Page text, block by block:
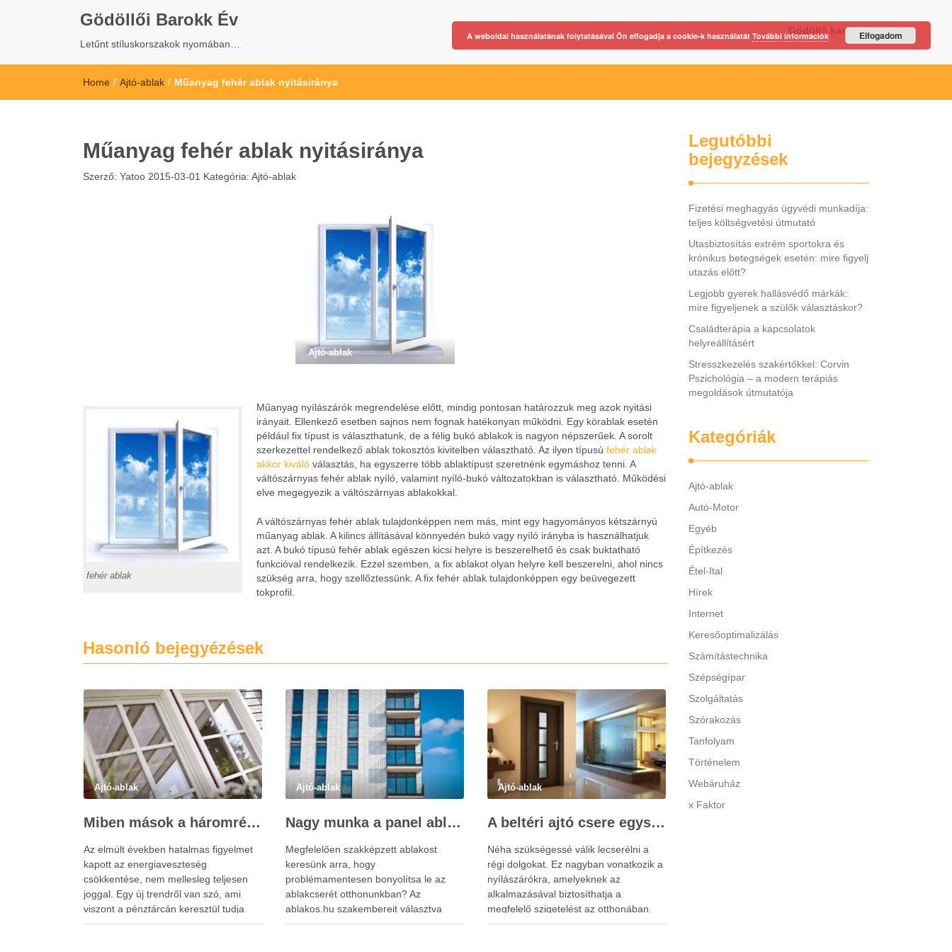
Gödöllői Barokk Év
Letűnt stíluskorszakok nyomában…
Gödöllő kastély
Home / Ajtó-ablak / Műanyag fehér ablak nyitásiránya
Műanyag fehér ablak nyitásiránya
Szerző: Yatoo 2015-03-01 Kategória: Ajtó-ablak
Ajtó-ablak
fehér ablak
Műanyag nyílászárók megrendelése előtt, mindig pontosan határozzuk meg azok nyitási
irányait. Ellenkező esetben sajnos nem fognak hatékonyan működni. Egy körablak esetén
például fix típust is választhatunk, de a félig bukó ablakok is nagyon népszerűek. A sorolt
szerkezettel rendelkező ablak tokosztós kivitelben választható. Az ilyen típusúfehér ablak
akkor kiváló választás, ha egyszerre több ablaktípust szeretnénk egymáshoz tenni. A
váltószárnyas fehér ablak nyíló, valamint nyíló-bukó változatokban is választható. Működési
elve megegyezik a váltószárnyas ablakokkal.
A váltószárnyas fehér ablak tulajdonképpen nem más, mint egy hagyományos kétszárnyú
műanyag ablak. A kilincs állításával könnyedén bukó vagy nyíló irányba is használhatjuk
azt. A bukó típusú fehér ablak egészen kicsi helyre is beszerelhető és csak buktatható
funkcióval rendelkezik. Ezzel szemben, a fix ablakot olyan helyre kell beszerelni, ahol nincs
szükség arra, hogy szellőztessünk. A fix fehér ablak tulajdonképpen egy beüvegezett
tokprofil.
Hasonló bejegyézések
Ajtó-ablak
Miben mások a háromrétegű ablakok?
Az elmúlt években hatalmas figyelmet
kapott az energiaveszteség
csökkentése, nem mellesleg teljesen
joggal. Egy új trendről van szó, ami
viszont a pénztárcán keresztül tudja
éreztetni lényegesen a hatását. Az
Ajtó-ablak
Nagy munka a panel ablakcsere
Megfelelően szakképzett ablakost
keresünk arra, hogy
problémamentesen bonyolítsa le az
ablakcserét otthonunkban? Az
ablakos.hu szakembereit választva
mindent egy helyen meg tudunk oldani,
Ajtó-ablak
A beltéri ajtó csere egyszerűen kivitelezhető
Néha szükségessé válik lecserélni a
régi dolgokat. Ez nagyban vonatkozik a
nyílászárókra, amelyeknek az
alkalmazásával biztosíthatja a
megfelelő szigetelést az otthonában.
Elég megemlíteni az ablak beépítés
Legutóbbi
bejegyzések
Fizetési meghagyás ügyvédi munkadíja:
teljes költségvetési útmutató
Utasbiztosítás extrém sportokra és
krónikus betegségek esetén: mire figyelj
utazás előtt?
Legjobb gyerek hallásvédő márkák:
mire figyeljenek a szülők választáskor?
Családterápia a kapcsolatok
helyreállításért
Stresszkezelés szakértőkkel: Corvin
Pszichológia – a modern terápiás
megoldások útmutatója
Kategóriák
Ajtó-ablak
Autó-Motor
Egyéb
Építkezés
Étel-Ital
Hírek
Internet
Keresőoptimalizálás
Számítástechnika
Szépségípar
Szolgáltatás
Szórakozás
Tanfolyam
Történelem
Webáruház
x Faktor
A weboldal használatának folytatásával Ön elfogadja a cookie-k használatát További információk Elfogadom